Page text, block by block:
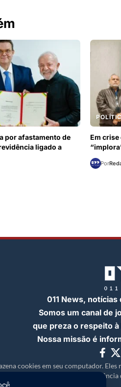
por afastamento de
ligado a
Em
Por
011 News,
Somos um canal de
que preza o respeito
Nossa missão é
cookies em seu computador.